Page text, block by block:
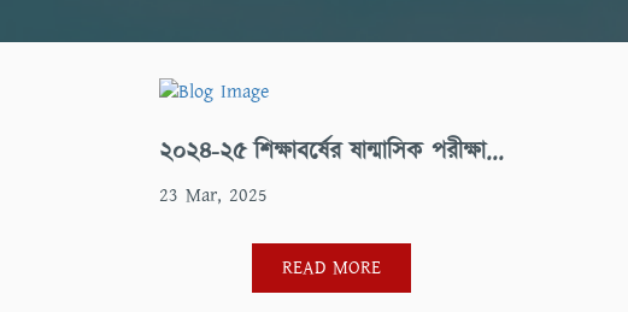
২০২৪-২৫ শিক্ষাবর্ষের ষান্মাসিক পরীক্ষা...
23 Mar, 2025
READ MORE